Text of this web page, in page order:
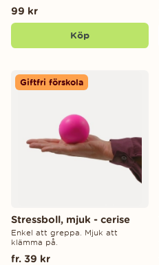
99 kr
Köp
Giftfri förskola
Stressboll, mjuk - cerise
Enkel att greppa. Mjuk att
klämma på.
fr. 39 kr